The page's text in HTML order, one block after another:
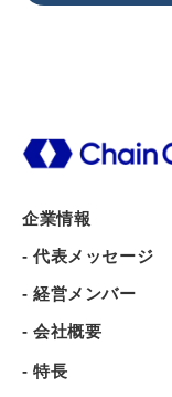
企業情報
- 代表メッセージ
- 経営メンバー
- 会社概要
- 特長